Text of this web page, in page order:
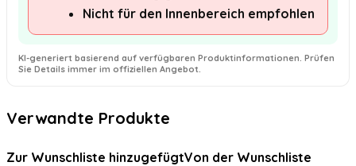
Nicht für den Innenbereich empfohlen
KI-generiert basierend auf verfügbaren Produktinformationen. Prüfen
Sie Details immer im offiziellen Angebot.
Verwandte Produkte
Zur Wunschliste hinzugefügtVon der Wunschliste